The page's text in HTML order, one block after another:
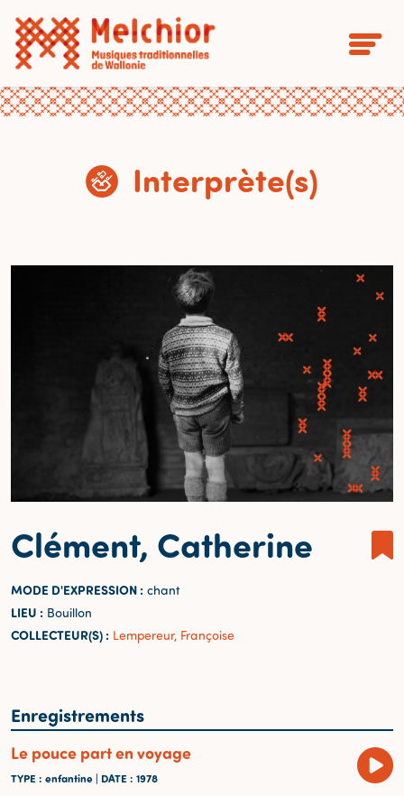
Interprète(s)
Clément, Catherine
MODE D'EXPRESSION : chant
LIEU : Bouillon
COLLECTEUR(S) : Lempereur, Françoise
Enregistrements
Le pouce part en voyage
TYPE : enfantine | DATE : 1978